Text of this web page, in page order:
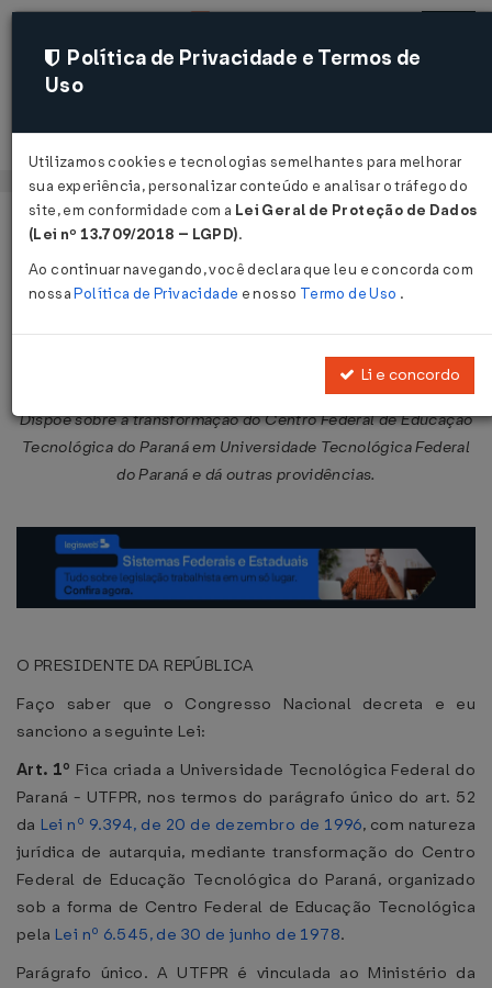
Acessar
Página Inicial Legislações
Lei nº 11.184 de 07/10/2005
Publicado no DOU em 10 out 2005
Dispõe sobre a transformação do Centro Federal de Educação
Tecnológica do Paraná em Universidade Tecnológica Federal
do Paraná e dá outras providências.
O PRESIDENTE DA REPÚBLICA
Faço saber que o Congresso Nacional decreta e eu
sanciono a seguinte Lei:
Art. 1º Fica criada a Universidade Tecnológica Federal do
Paraná - UTFPR, nos termos do parágrafo único do art. 52
da Lei nº 9.394, de 20 de dezembro de 1996, com natureza
jurídica de autarquia, mediante transformação do Centro
Federal de Educação Tecnológica do Paraná, organizado
sob a forma de Centro Federal de Educação Tecnológica
pela Lei nº 6.545, de 30 de junho de 1978.
Parágrafo único. A UTFPR é vinculada ao Ministério da
Política de Privacidade e Termos de
Uso
Utilizamos cookies e tecnologias semelhantes para melhorar
sua experiência, personalizar conteúdo e analisar o tráfego do
site, em conformidade com a Lei Geral de Proteção de Dados
(Lei nº 13.709/2018 – LGPD).
Ao continuar navegando, você declara que leu e concorda com
nossaPolítica de Privacidade e nosso Termo de Uso .
Li e concordo